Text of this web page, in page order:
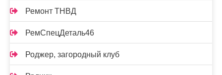
Ремонт ТНВД
РемСпецДеталь46
Роджер, загородный клуб